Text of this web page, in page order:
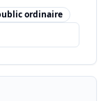
ordinaire